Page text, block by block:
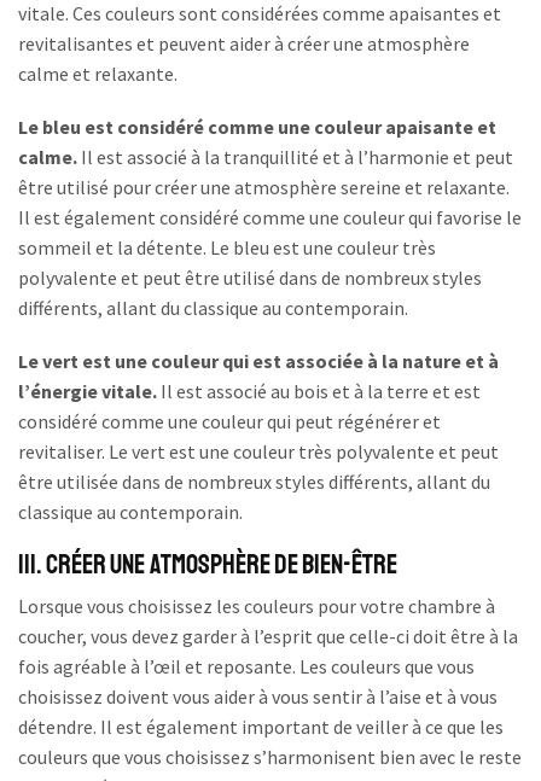
vitale. Ces couleurs sont considérées comme apaisantes et
revitalisantes et peuvent aider à créer une atmosphère
calme et relaxante.
Le bleu est considéré comme une couleur apaisante et
calme. Il est associé à la tranquillité et à l’harmonie et peut
être utilisé pour créer une atmosphère sereine et relaxante.
Il est également considéré comme une couleur qui favorise le
sommeil et la détente. Le bleu est une couleur très
polyvalente et peut être utilisé dans de nombreux styles
différents, allant du classique au contemporain.
Le vert est une couleur qui est associée à la nature et à
l’énergie vitale. Il est associé au bois et à la terre et est
considéré comme une couleur qui peut régénérer et
revitaliser. Le vert est une couleur très polyvalente et peut
être utilisée dans de nombreux styles différents, allant du
classique au contemporain.
III. Créer une atmosphère de bien-être
Lorsque vous choisissez les couleurs pour votre chambre à
coucher, vous devez garder à l’esprit que celle-ci doit être à la
fois agréable à l’œil et reposante. Les couleurs que vous
choisissez doivent vous aider à vous sentir à l’aise et à vous
détendre. Il est également important de veiller à ce que les
couleurs que vous choisissez s’harmonisent bien avec le reste